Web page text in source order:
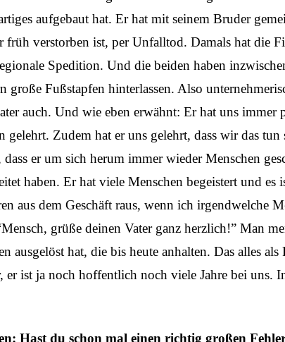
aufgebaut hat. Er hat mit seinem Bruder
früh verstorben ist, per Unfalltod. Damals hat die
Spedition. Und die beiden haben
große Fußstapfen hinterlassen. Also
auch. Und wie eben erwähnt: Er hat uns immer
gelehrt. Zudem hat er uns gelehrt, dass wir das
er um sich herum immer wieder Menschen
haben. Er hat viele Menschen begeistert und es
aus dem Geschäft raus, wenn ich irgendwelche
grüße deinen Vater ganz herzlich!” Man
ausgelöst hat, die bis heute anhalten. Das alles
er ist ja noch hoffentlich noch viele Jahre bei uns.
Hast du schon mal einen richtig großen